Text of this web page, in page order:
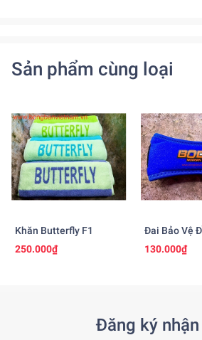
Sản phẩm cùng loại
Khăn Butterfly F1
250.000₫
Đai Bảo Vệ
BOCR
130.000₫
Đăng ký